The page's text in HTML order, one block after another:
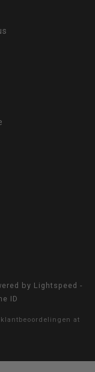
by Lightspeed -
ID
klantbeoordelingen at